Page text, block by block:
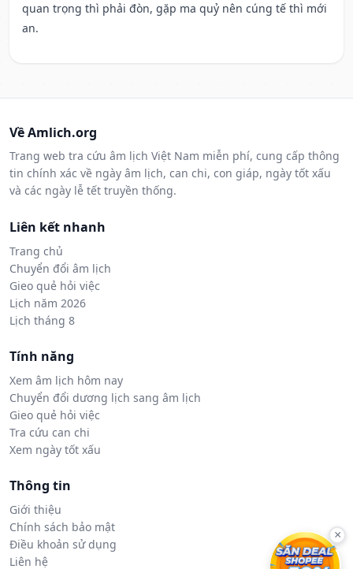
quan trọng thì phải đòn, gặp ma quỷ nên cúng tế thì mới
an.
Về Amlich.org
Trang web tra cứu âm lịch Việt Nam miễn phí, cung cấp thông
tin chính xác về ngày âm lịch, can chi, con giáp, ngày tốt xấu
và các ngày lễ tết truyền thống.
Liên kết nhanh
Trang chủ
Chuyển đổi âm lịch
Gieo quẻ hỏi việc
Lịch năm 2026
Lịch tháng 8
Tính năng
Xem âm lịch hôm nay
Chuyển đổi dương lịch sang âm lịch
Gieo quẻ hỏi việc
Tra cứu can chi
Xem ngày tốt xấu
Thông tin
Giới thiệu
Chính sách bảo mật
Điều khoản sử dụng
Liên hệ
×